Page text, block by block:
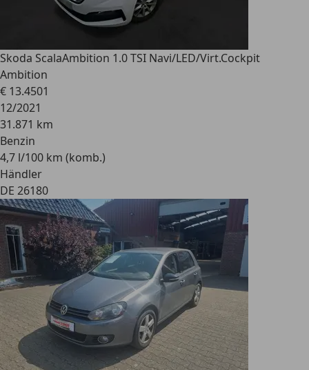
Skoda ScalaAmbition 1.0 TSI Navi/LED/Virt.Cockpit
Ambition
€ 13.4501
12/2021
31.871 km
Benzin
4,7 l/100 km (komb.)
Händler
DE 26180